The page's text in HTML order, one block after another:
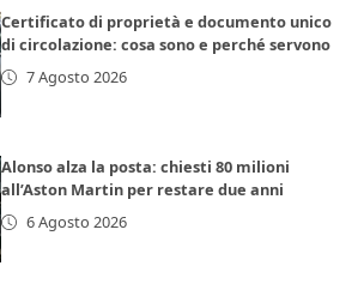
Certificato di proprietà e documento unico
di circolazione: cosa sono e perché servono
7 Agosto 2026
Alonso alza la posta: chiesti 80 milioni
all’Aston Martin per restare due anni
6 Agosto 2026